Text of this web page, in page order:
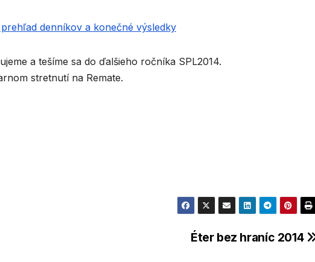
denníkov a konečné výsledky
a tešíme sa do ďalšieho ročníka SPL2014.
stretnutí na Remate.
Éter bez hraníc 2014